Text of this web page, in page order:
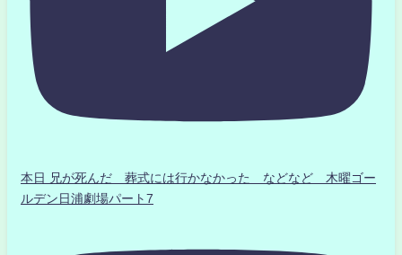
本日 兄が死んだ 葬式には行かなかった などなど 木曜ゴー
ルデン日浦劇場パート7